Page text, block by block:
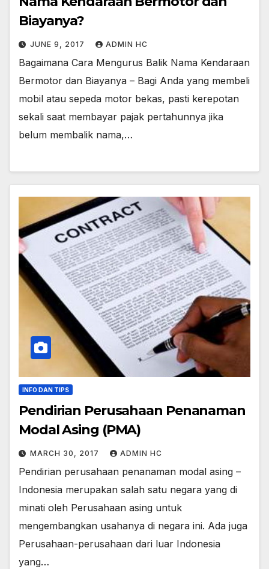
Biayanya?
JUNE 9, 2017 ADMIN HC
Bagaimana Cara Mengurus Balik Nama Kendaraan
Bermotor dan Biayanya – Bagi Anda yang membeli
mobil atau sepeda motor bekas, pasti kerepotan
sekali saat membayar pajak pertahunnya jika
belum membalik nama,…
INFO DAN TIPS
Pendirian Perusahaan Penanaman
Modal Asing (PMA)
MARCH 30, 2017 ADMIN HC
Pendirian perusahaan penanaman modal asing –
Indonesia merupakan salah satu negara yang di
minati oleh Perusahaan asing untuk
mengembangkan usahanya di negara ini. Ada juga
Perusahaan-perusahaan dari luar Indonesia
yang…